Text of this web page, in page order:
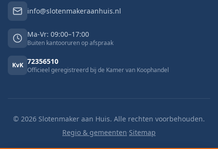
info@slotenmakeraanhuis.nl
Ma-Vr: 09:00–17:00
Buiten kantooruren op afspraak
KvK 72356510
Officieel geregistreerd bij de Kamer van Koophandel
© 2026 Slotenmaker aan Huis. Alle rechten voorbehouden.
Regio & gemeenten·Sitemap